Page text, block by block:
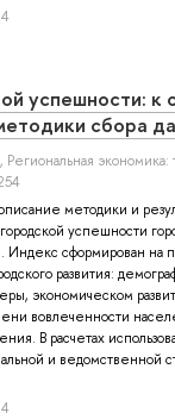
успешности: к
сбора
, Региональная экономика:
методики и
успешности
Индекс сформирован на
развития:
экономическом
вовлеченности
В расчетах
и ведомственной